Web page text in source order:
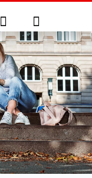
Suche Anmelden